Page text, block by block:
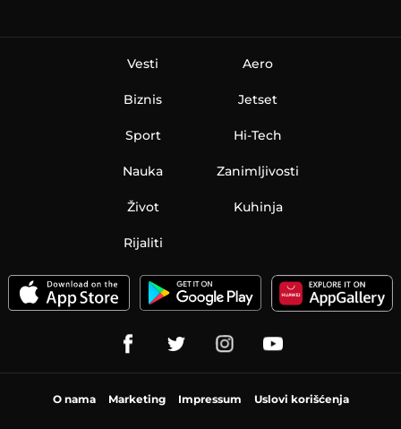
Vesti
Biznis
Sport
Nauka
Aero
Jetset
Hi-Tech
Zanimljivosti
Život Kuhinja
Rijaliti
O nama Marketing Impressum Uslovi korišćenja